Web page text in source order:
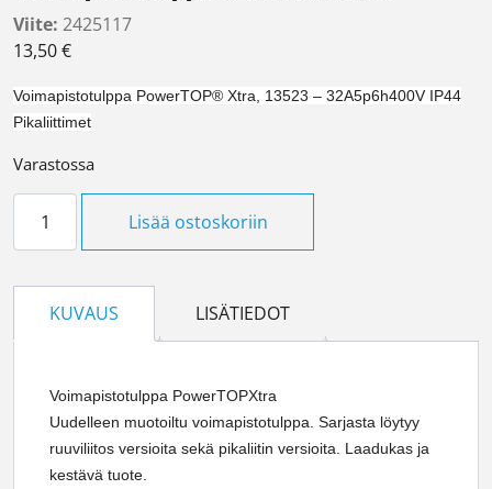
Viite: 2425117
13,50€
Voimapistotulppa PowerTOP® Xtra, 13523 – 32A5p6h400V IP44
Pikaliittimet
Varastossa
Lisää ostoskoriin
KUVAUS LISÄTIEDOT
Voimapistotulppa PowerTOPXtra
Uudelleen muotoiltu voimapistotulppa. Sarjasta löytyy
ruuviliitos versioita sekä pikaliitin versioita. Laadukas ja
kestävä tuote.